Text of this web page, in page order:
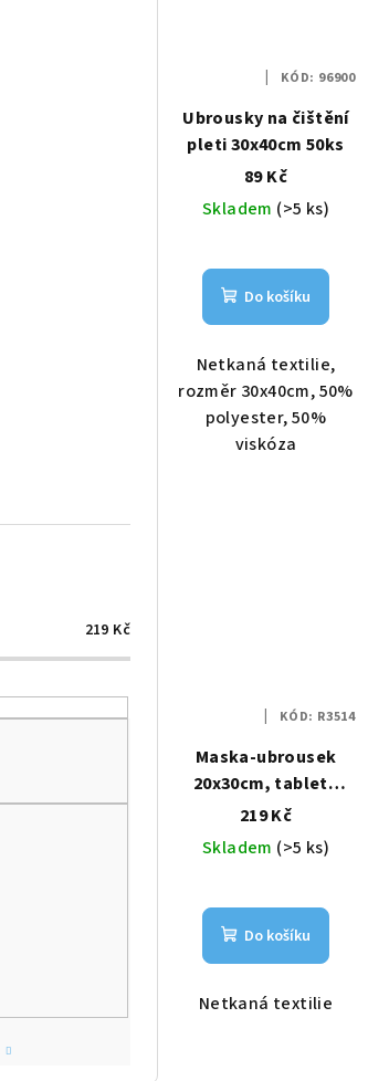
219 Kč
Ubrousky na čištění
pleti 30x40cm 50ks
89 Kč
Skladem (>5 ks)
Do košíku
Netkaná textilie,
rozměr 30x40cm, 50%
polyester, 50%
viskóza
KÓD: 96900
Maska-ubrousek
20x30cm, tableta
100ks
219 Kč
Skladem (>5 ks)
Do košíku
Netkaná textilie
KÓD: R3514